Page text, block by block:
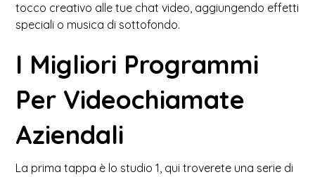
tocco creativo alle tue chat video, aggiungendo effetti
speciali o musica di sottofondo.
I Migliori Programmi
Per Videochiamate
Aziendali
La prima tappa è lo studio 1, qui troverete una serie di